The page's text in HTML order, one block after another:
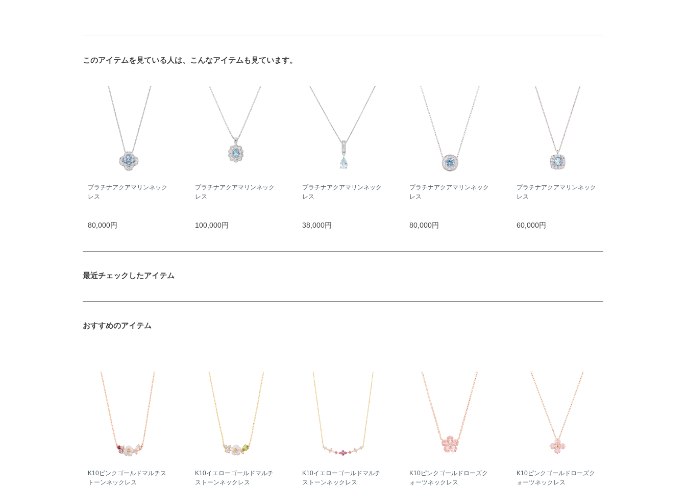
このアイテムを見ている人は、こんなアイテムも見ています。
プラチナアクアマリンネック
レス
80,000円
プラチナアクアマリンネック
レス
100,000円
プラチナアクアマリンネック
レス
38,000円
プラチナアクアマリンネック
レス
80,000円
プラチナアクアマリンネック
レス
60,000円
最近チェックしたアイテム
おすすめのアイテム
K10ピンクゴールドマルチス
トーンネックレス
K10イエローゴールドマルチ
ストーンネックレス
K10イエローゴールドマルチ
ストーンネックレス
K10ピンクゴールドローズク
ォーツネックレス
K10ピンクゴールドローズク
ォーツネックレス